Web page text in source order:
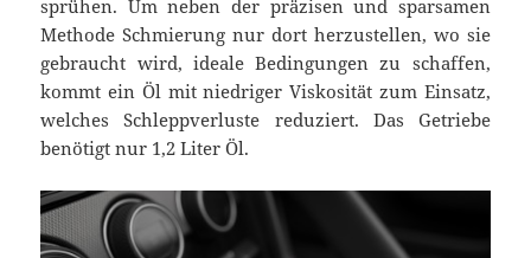
sprühen. Um neben der präzisen und sparsamen
Methode Schmierung nur dort herzustellen, wo sie
gebraucht wird, ideale Bedingungen zu schaffen,
kommt ein Öl mit niedriger Viskosität zum Einsatz,
welches Schleppverluste reduziert. Das Getriebe
benötigt nur 1,2 Liter Öl.